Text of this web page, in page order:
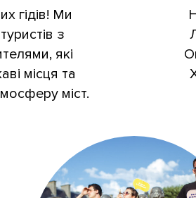
гідів! Ми
з
які
місця та
міст.